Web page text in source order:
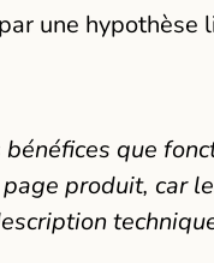
une hypothèse
que
produit, car